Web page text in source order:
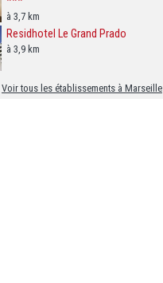
à 3,7 km
Residhotel Le Grand Prado
à 3,9 km
Voir tous les établissements à Marseille